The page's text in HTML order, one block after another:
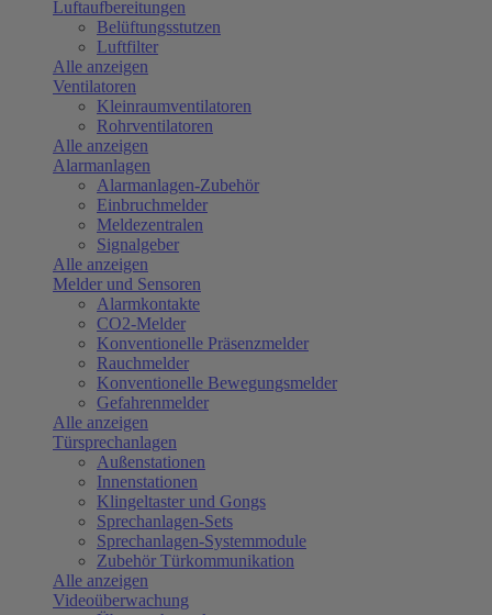
Luftaufbereitungen
Belüftungsstutzen
Luftfilter
Alle anzeigen
Ventilatoren
Kleinraumventilatoren
Rohrventilatoren
Alle anzeigen
Alarmanlagen
Alarmanlagen-Zubehör
Einbruchmelder
Meldezentralen
Signalgeber
Alle anzeigen
Melder und Sensoren
Alarmkontakte
CO2-Melder
Konventionelle Präsenzmelder
Rauchmelder
Konventionelle Bewegungsmelder
Gefahrenmelder
Alle anzeigen
Türsprechanlagen
Außenstationen
Innenstationen
Klingeltaster und Gongs
Sprechanlagen-Sets
Sprechanlagen-Systemmodule
Zubehör Türkommunikation
Alle anzeigen
Videoüberwachung